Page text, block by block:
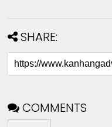
SHARE:
COMMENTS